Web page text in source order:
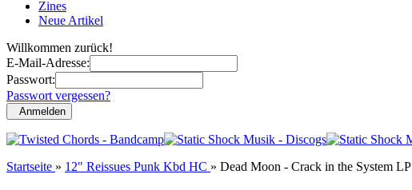
Zines
Neue Artikel
Willkommen zurück!
E-Mail-Adresse:
Passwort:
Passwort vergessen?
Anmelden
Startseite » 12" Reissues Punk Kbd HC » Dead Moon - Crack in the System LP